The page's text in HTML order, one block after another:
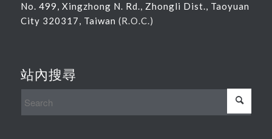
No. 499, Xingzhong N. Rd., Zhongli Dist., Taoyuan
City 320317, Taiwan (R.O.C.)
站內搜尋